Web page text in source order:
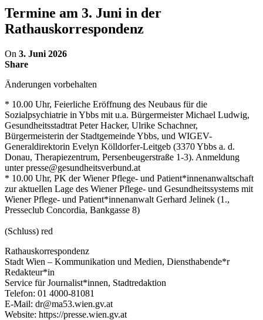
Termine am 3. Juni in der
Rathauskorrespondenz
On 3. Juni 2026
Share
Änderungen vorbehalten
* 10.00 Uhr, Feierliche Eröffnung des Neubaus für die
Sozialpsychiatrie in Ybbs mit u.a. Bürgermeister Michael Ludwig,
Gesundheitsstadtrat Peter Hacker, Ulrike Schachner,
Bürgermeisterin der Stadtgemeinde Ybbs, und WIGEV-
Generaldirektorin Evelyn Kölldorfer-Leitgeb (3370 Ybbs a. d.
Donau, Therapiezentrum, Persenbeugerstraße 1-3). Anmeldung
unter presse@gesundheitsverbund.at
* 10.00 Uhr, PK der Wiener Pflege- und Patient*innenanwaltschaft
zur aktuellen Lage des Wiener Pflege- und Gesundheitssystems mit
Wiener Pflege- und Patient*innenanwalt Gerhard Jelinek (1.,
Presseclub Concordia, Bankgasse 8)
(Schluss) red
Rathauskorrespondenz
Stadt Wien – Kommunikation und Medien, Diensthabende*r
Redakteur*in
Service für Journalist*innen, Stadtredaktion
Telefon: 01 4000-81081
E-Mail: dr@ma53.wien.gv.at
Website: https://presse.wien.gv.at